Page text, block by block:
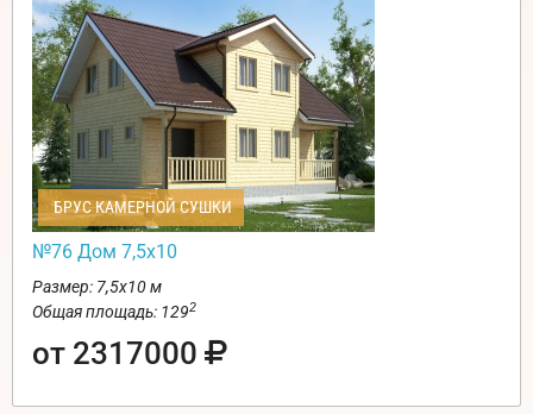
БРУС КАМЕРНОЙ СУШКИ
№76 Дом 7,5х10
Размер: 7,5х10 м
Общая площадь: 1292
от 2317000